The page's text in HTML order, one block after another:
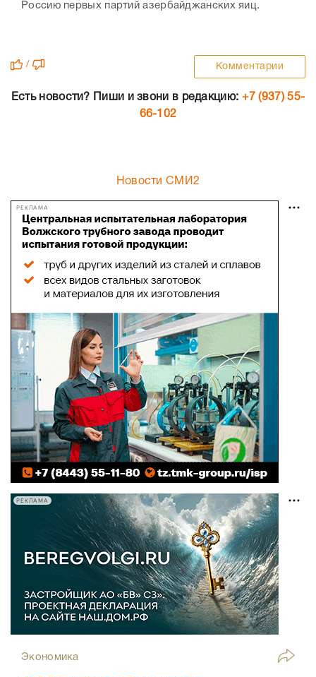
Россию первых партий азербайджанских яиц.
/ Комментарии
Есть новости? Пиши и звони в редакцию: +7 (937) 55-
66-102
Новости СМИ2
РЕКЛАМА
РЕКЛАМА
Экономика